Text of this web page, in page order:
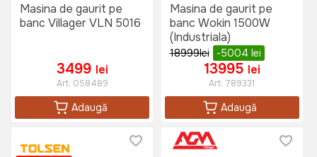
Masina de gaurit pe
banc Villager VLN 5016
3499 lei
Art: 058489
Adaugă
Masina de gaurit pe
banc Wokin 1500W
(Industriala)
18999lei -5004 lei
13995 lei
Art: 789331
Adaugă